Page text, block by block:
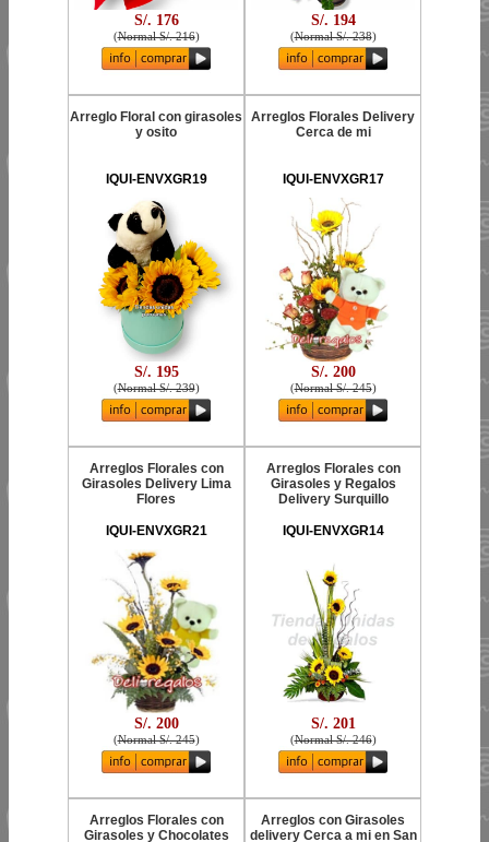
S/. 176
(Normal S/. 216)
S/. 194
(Normal S/. 238)
Arreglo Floral con girasoles
y osito
IQUI-ENVXGR19
S/. 195
(Normal S/. 239)
Arreglos Florales Delivery
Cerca de mi
IQUI-ENVXGR17
S/. 200
(Normal S/. 245)
Arreglos Florales con
Girasoles Delivery Lima
Flores
IQUI-ENVXGR21
S/. 200
(Normal S/. 245)
Arreglos Florales con
Girasoles y Regalos
Delivery Surquillo
IQUI-ENVXGR14
S/. 201
(Normal S/. 246)
Arreglos Florales con
Girasoles y Chocolates
Arreglos con Girasoles
delivery Cerca a mi en San